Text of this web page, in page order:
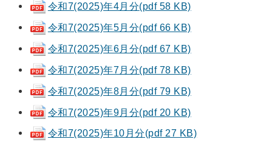
令和7(2025)年4月分(pdf 58 KB)
令和7(2025)年5月分(pdf 66 KB)
令和7(2025)年6月分(pdf 67 KB)
令和7(2025)年7月分(pdf 78 KB)
令和7(2025)年8月分(pdf 79 KB)
令和7(2025)年9月分(pdf 20 KB)
令和7(2025)年10月分(pdf 27 KB)